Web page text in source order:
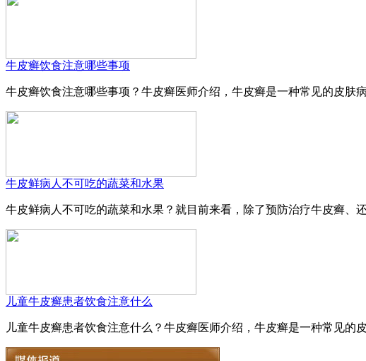
牛皮癣饮食注意哪些事项
牛皮癣饮食注意哪些事项？牛皮癣医师介绍，牛皮癣是一种常见的皮肤
牛皮鲜病人不可吃的蔬菜和水果
牛皮鲜病人不可吃的蔬菜和水果？就目前来看，除了预防治疗牛皮癣、
儿童牛皮癣患者饮食注意什么
儿童牛皮癣患者饮食注意什么？牛皮癣医师介绍，牛皮癣是一种常见的